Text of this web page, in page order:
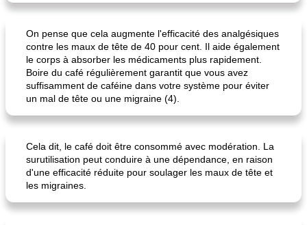
pois chiches rôtis aux épices amandes au cheddar rôti
On pense que cela augmente l'efficacité des analgésiques
contre les maux de tête de 40 pour cent. Il aide également
le corps à absorber les médicaments plus rapidement.
Boire du café régulièrement garantit que vous avez
suffisamment de caféine dans votre système pour éviter
un mal de tête ou une migraine (4).
Cela dit, le café doit être consommé avec modération. La
surutilisation peut conduire à une dépendance, en raison
d'une efficacité réduite pour soulager les maux de tête et
les migraines.